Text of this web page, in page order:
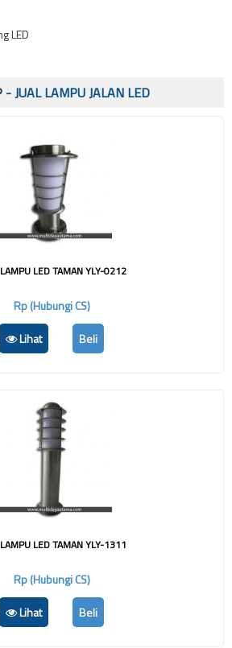
LED
- JUAL LAMPU JALAN LED
LED TAMAN YLY-0212
Rp (Hubungi CS)
Lihat
Beli
LED TAMAN YLY-1311
Rp (Hubungi CS)
Lihat
Beli